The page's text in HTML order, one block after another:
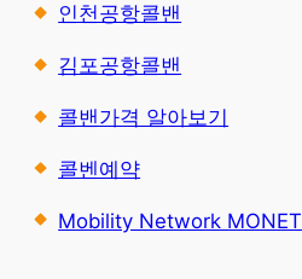
인천공항콜밴
김포공항콜밴
콜밴가격 알아보기
콜벤예약
Mobility Network MONET